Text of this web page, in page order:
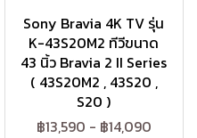
Sony Bravia 4K TV รุ่น
K-43S20M2 ทีวีขนาด
43 นิ้ว Bravia 2 II Series
( 43S20M2 , 43S20 ,
S20 )
฿13,590 - ฿14,090